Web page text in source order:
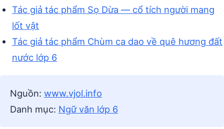
Tác giả tác phẩm Sọ Dừa — cổ tích người mang
lốt vật
Tác giả tác phẩm Chùm ca dao về quê hương đất
nước lớp 6
Nguồn: www.vjol.info
Danh mục: Ngữ văn lớp 6